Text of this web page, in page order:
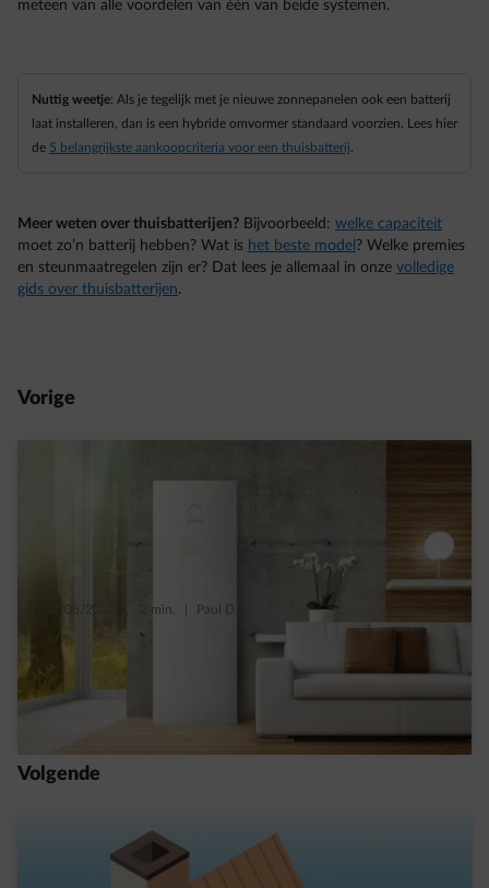
meteen van alle voordelen van één van beide systemen.
Nuttig weetje: Als je tegelijk met je nieuwe zonnepanelen ook een batterij
laat installeren, dan is een hybride omvormer standaard voorzien. Lees hier
de 5 belangrijkste aankoopcriteria voor een thuisbatterij
Meer weten over thuisbatterijen? Bijvoorbeeld: welke capaciteit
moet zo’n batterij hebben? Wat is het beste model ? Welke premies
en steunmaatregelen zijn er? Dat lees je allemaal in onze volledige
gids over thuisbatterijen.
Vorige
02/05/2022 2 min. Paul D.
Een premie voor thuisbatterijen in
Volgende